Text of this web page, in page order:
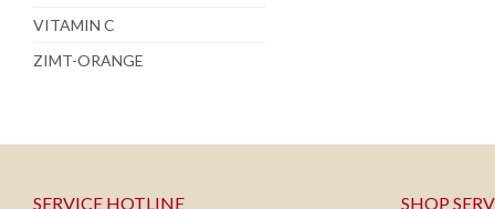
VITAMIN C
ZIMT-ORANGE
SERVICE HOTLINE SHOP